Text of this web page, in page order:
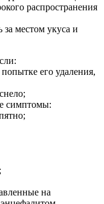
распространения
местом укуса и
его удаления,
симптомы:
на